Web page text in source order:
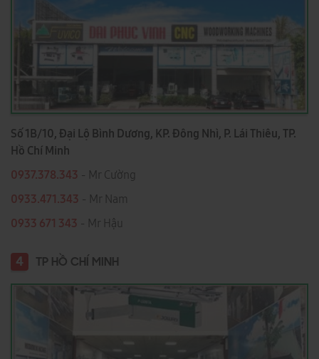
Số 1B/10, Đại Lộ Bình Dương, KP. Đông Nhì, P. Lái Thiêu, TP.
Hồ Chí Minh
0937.378.343 - Mr Cường
0933.471.343 - Mr Nam
0933 671 343 - Mr Hậu
4 TP HỒ CHÍ MINH